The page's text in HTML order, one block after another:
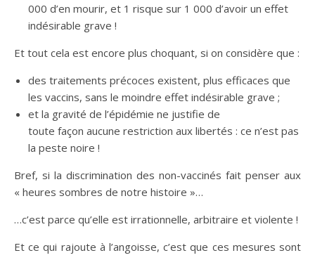
000 d’en mourir, et 1 risque sur 1 000 d’avoir un effet
indésirable grave !
Et tout cela est encore plus choquant, si on considère que :
des traitements précoces existent, plus efficaces que
les vaccins, sans le moindre effet indésirable grave ;
et la gravité de l’épidémie ne justifie de
toute façon aucune restriction aux libertés : ce n’est pas
la peste noire !
Bref, si la discrimination des non-vaccinés fait penser aux
« heures sombres de notre histoire »…
…c’est parce qu’elle est irrationnelle, arbitraire et violente !
Et ce qui rajoute à l’angoisse, c’est que ces mesures sont